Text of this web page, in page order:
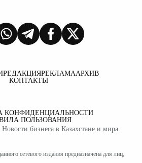
РЕДАКЦИЯРЕКЛАМААРХИВ
КОНТАКТЫ
КОНФИДЕНЦИАЛЬНОСТИ
ПОЛЬЗОВАНИЯ
бизнеса в Казахстане и мира.
сетевого издания предназначена для лиц,